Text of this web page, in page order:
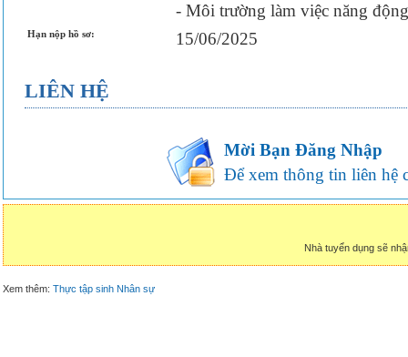
- Môi trường làm việc năng
Hạn nộp hồ sơ: 15/06/2025
LIÊN HỆ
Mời Bạn Đăng Nhập
Để xem thông tin liên hệ
Nhà tuyển dụng sẽ
Xem thêm: Thực tập sinh Nhân sự